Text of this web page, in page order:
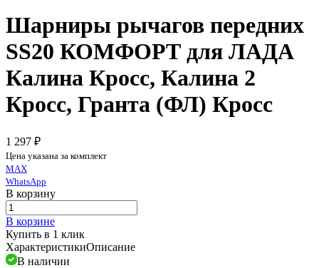
Шарниры рычагов передних
SS20 КОМФОРТ для ЛАДА
Калина Кросс, Калина 2
Кросс, Гранта (ФЛ) Кросс
1 297 ₽
Цена указана за комплект
MAX
WhatsApp
В корзину
В корзине
Купить в 1 клик
ХарактеристикиОписание
В наличии